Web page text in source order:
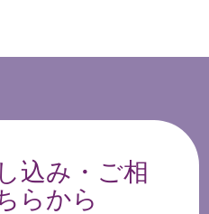
込み・ご相
らから